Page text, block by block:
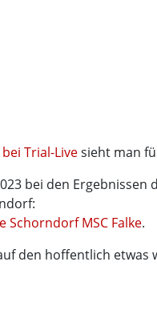
Trial-Livesieht man
bei den
Schorndorf MSC Falke.
den hoffentlich etwas